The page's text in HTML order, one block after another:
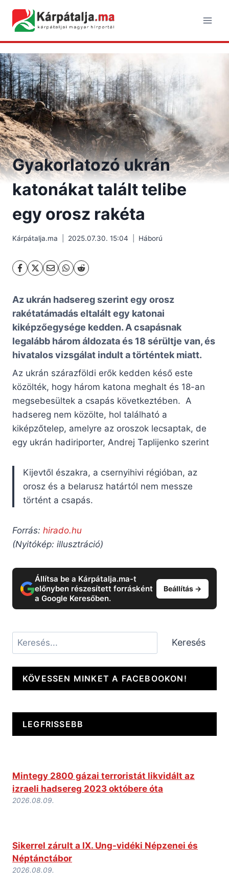
content
Gyakorlatozó ukrán
katonákat talált telibe
egy orosz rakéta
Kárpátalja.ma 2025.07.30. 15:04 Háború
Az ukrán hadsereg szerint egy orosz
rakétatámadás eltalált egy katonai
kiképzőegysége kedden. A csapásnak
legalább három áldozata és 18 sérültje van, és
hivatalos vizsgálat indult a történtek miatt.
Az ukrán szárazföldi erők kedden késő este
közölték, hogy három katona meghalt és 18-an
megsebesültek a csapás következtében. A
hadsereg nem közölte, hol található a
kiképzőtelep, amelyre az oroszok lecsaptak, de
egy ukrán hadiriporter, Andrej Taplijenko szerint
Kijevtől északra, a csernyihivi régióban, az
orosz és a belarusz határtól nem messze
történt a csapás.
Forrás: hirado.hu
(Nyitókép: illusztráció)
Állítsa be a Kárpátalja.ma-t
előnyben részesített forrásként
a Google Keresőben.
Beállítás →
Keresés Keresés
KÖVESSEN MINKET A FACEBOOKON!
LEGFRISSEBB
Mintegy 2800 gázai terroristát likvidált az
izraeli hadsereg 2023 októbere óta
2026.08.09.
Sikerrel zárult a IX. Ung-vidéki Népzenei és
Néptánctábor
2026.08.09.